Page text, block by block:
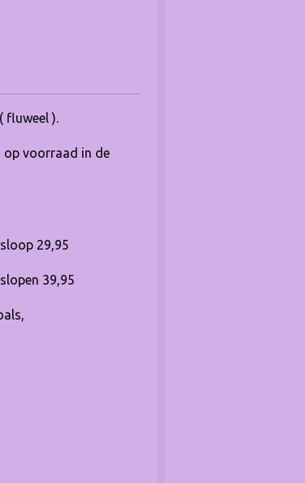
fluweel ).
op voorraad in de
29,95
39,95